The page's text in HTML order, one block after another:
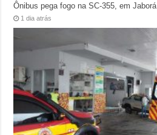
Ônibus pega fogo na SC-355, em Jaborá
1 dia atrás